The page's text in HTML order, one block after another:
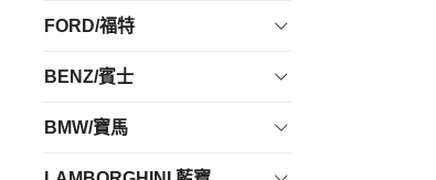
FORD/福特
BENZ/賓士
BMW/寶馬